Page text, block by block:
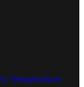
Temperature